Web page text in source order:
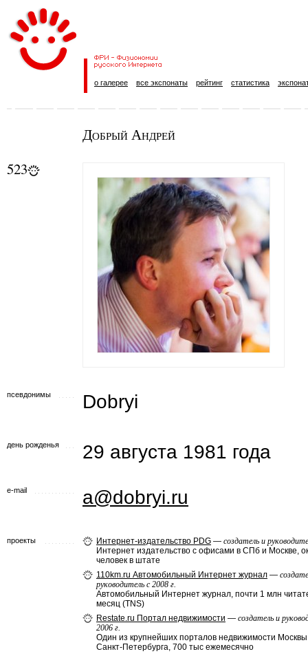
о галерее все экспонаты рейтинг статистика
Добрый Андрей
523
псевдонимы Dobryi
день рожденья 29 августа 1981 года
e-mail a@dobryi.ru
проекты Интернет-издательство PDG — создатель и
Интернет издательство с офисами в СПб и Москве,
человек в штате
110km.ru Автомобильный Интернет журнал —
руководитель с 2008 г.
Автомобильный Интернет журнал, почти 1 млн
месяц (TNS)
Restate.ru Портал недвижимости — создатель и
2006 г.
Один из крупнейших порталов недвижимости
Санкт-Петербурга, 700 тыс ежемесячно